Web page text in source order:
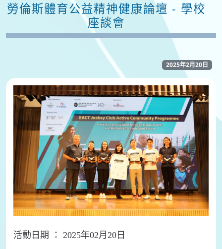
勞倫斯體育公益精神健康論壇 - 學校
座談會
2025年2月20日
活動日期 ： 2025年02月20日